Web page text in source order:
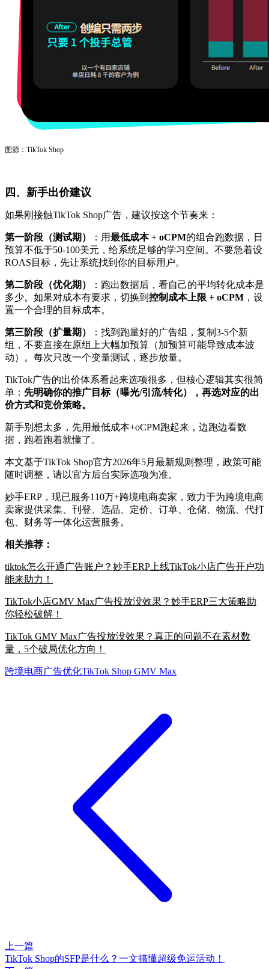
图源：TikTok Shop
四、新手出价建议
如果刚接触TikTok Shop广告，建议按这个节奏来：
第一阶段（测试期） ：用最低成本 + oCPM的组合跑数据，日
预算不低于50-100美元，给系统足够的学习空间。不要急着设
ROAS目标，先让系统找到你的目标用户。
第二阶段（优化期）
：跑出数据后，看自己的平均转化成本是
多少。如果对成本有要求，切换到 控制成本上限 + oCPM ，设
置一个合理的目标成本。
第三阶段（扩量期）
：找到跑量好的广告组，复制3-5个新
组，不要直接在原组上大幅加预算（加预算可能导致成本波
动）。每次只改一个变量测试，逐步放量。
TikTok广告的出价体系看起来选项很多，但核心逻辑其实很简
单： 先明确你的推广目标（曝光/引流/转化），再选对应的出
价方式和竞价策略。
新手别想太多，先用最低成本+oCPM跑起来，边跑边看数
据，跑着跑着就懂了。
本文基于TikTok Shop官方2026年5月最新规则整理，政策可能
随时调整，请以官方后台实际选项为准。
妙手ERP，现已服务110万+跨境电商卖家，致力于为跨境电商
卖家提供采集、刊登、选品、定价、订单、仓储、物流、代打
包、财务等一体化运营服务。
相关推荐：
tiktok怎么开通广告账户？妙手ERP上线TikTok小店广告开户功
能来助力！
TikTok小店GMV Max广告投放没效果？妙手ERP三大策略助
你轻松破解！
TikTok GMV Max广告投放没效果？真正的问题不在素材数
量，5个破局优化方向！
跨境电商广告优化TikTok Shop GMV Max
上一篇
TikTok Shop的SFP是什么？一文搞懂超级免运活动！